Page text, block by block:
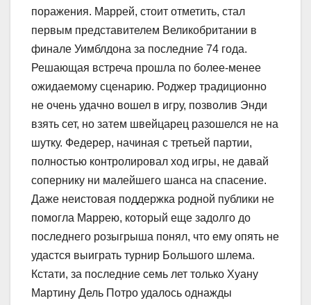
поражения. Маррей, стоит отметить, стал
первым представителем Великобритании в
финале Уимблдона за последние 74 года.
Решающая встреча прошла по более-менее
ожидаемому сценарию. Роджер традиционно
не очень удачно вошел в игру, позволив Энди
взять сет, но затем швейцарец разошелся не на
шутку. Федерер, начиная с третьей партии,
полностью контролировал ход игры, не давай
сопернику ни малейшего шанса на спасение.
Даже неистовая поддержка родной публики не
помогла Маррею, который еще задолго до
последнего розыгрыша понял, что ему опять не
удастся выиграть турнир Большого шлема.
Кстати, за последние семь лет только Хуану
Мартину Дель Потро удалось однажды